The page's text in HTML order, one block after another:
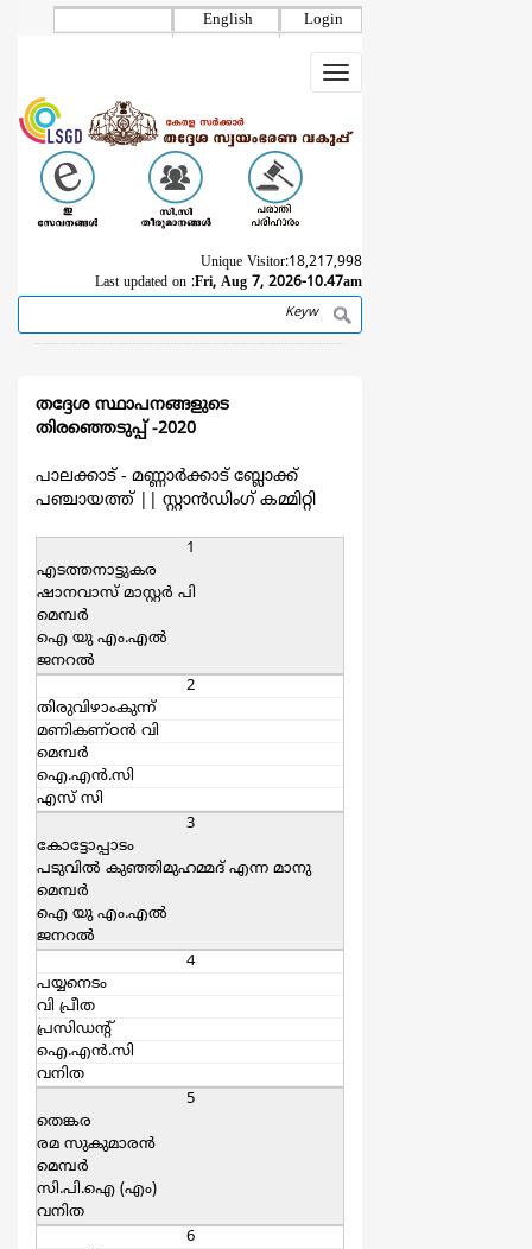
Login
English
Toggle
navigation
Unique Visitor:18,217,998
Last updated on :Fri, Aug 7, 2026-10.47am
Search
തദ്ദേശ സ്ഥാപനങ്ങളുടെ
തിരഞ്ഞെടുപ്പ് -2020
പാലക്കാട് - മണ്ണാര്‍ക്കാട് ബ്ലോക്ക്
പഞ്ചായത്ത്|| സ്റ്റാൻഡിംഗ് കമ്മിറ്റി
1
എടത്തനാട്ടുകര
ഷാനവാസ്‌ മാസ്റ്റര്‍ പി
മെമ്പര്‍
ഐ യു എം.എല്‍
ജനറല്‍
2
തിരുവിഴാംകുന്ന്
മണികണ്ഠന്‍ വി
മെമ്പര്‍
ഐ.എന്‍.സി
എസ്‌ സി
3
കോട്ടോപ്പാടം
പടുവില്‍ കുഞ്ഞിമുഹമ്മദ് എന്ന മാനു
മെമ്പര്‍
ഐ യു എം.എല്‍
ജനറല്‍
4
പയ്യനെടം
വി പ്രീത
പ്രസിഡന്റ്
ഐ.എന്‍.സി
വനിത
5
തെങ്കര
രമ സുകുമാരന്‍
മെമ്പര്‍
സി.പി.ഐ (എം)
വനിത
6